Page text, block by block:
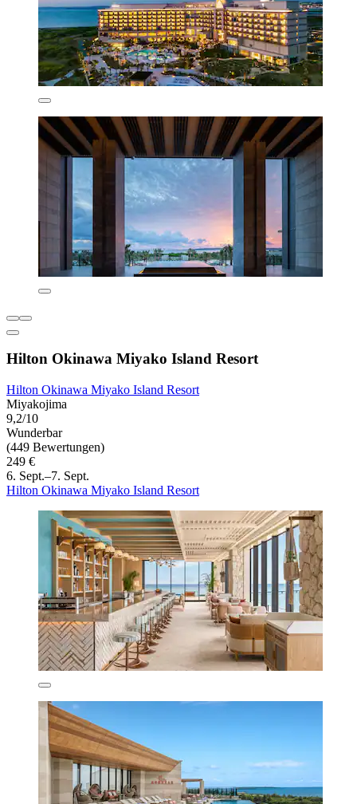
Hilton Okinawa Miyako Island Resort
Hilton Okinawa Miyako Island Resort
Miyakojima
9,2/10
Wunderbar
(449 Bewertungen)
249 €
6. Sept.–7. Sept.
Hilton Okinawa Miyako Island Resort